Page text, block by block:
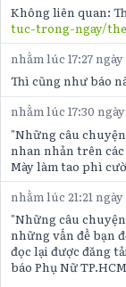
Không liên quan:
tuc-trong-ngay/
nhằm lúc 17:27
Thì cũng như báo
nhằm lúc 17:30
"Những câu
nhan nhản trên các
Mày làm tao phì
nhằm lúc 21:21
"Những câu
những vấn đề bạn
đọc lại được đăng
báo Phụ Nữ